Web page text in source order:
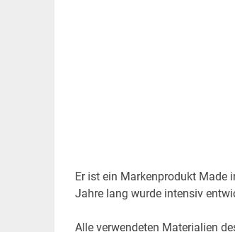
Er ist ein Markenprodukt Made
Jahre lang wurde intensiv
Alle verwendeten Materialien